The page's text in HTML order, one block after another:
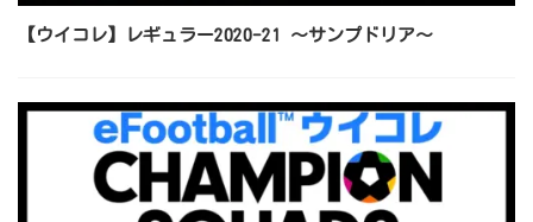
【ウイコレ】レギュラー2020-21 ～サンプドリア～